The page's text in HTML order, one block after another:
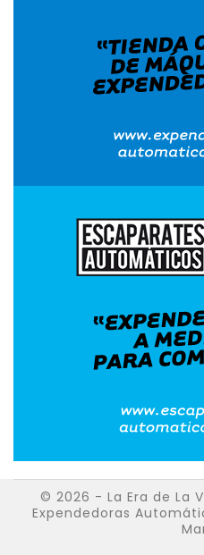
© 2026 - La Era de La
Expendedoras